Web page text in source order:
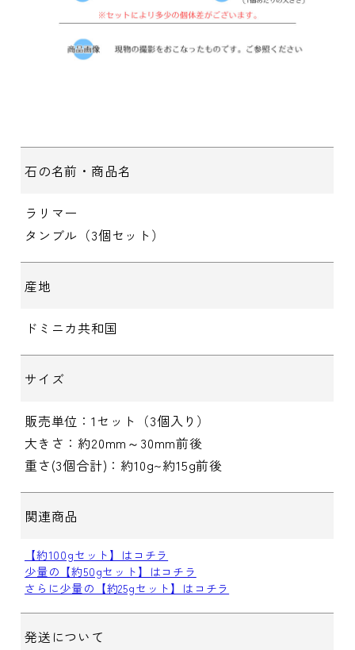
石の名前・商品名
ラリマー
タンブル（3個セット）
産地
ドミニカ共和国
サイズ
販売単位：1セット（3個入り）
大きさ：約20mm～30mm前後
重さ(3個合計)：約10g~約15g前後
関連商品
【約100gセット】はコチラ
少量の【約50gセット】はコチラ
さらに少量の【約25gセット】はコチラ
発送について